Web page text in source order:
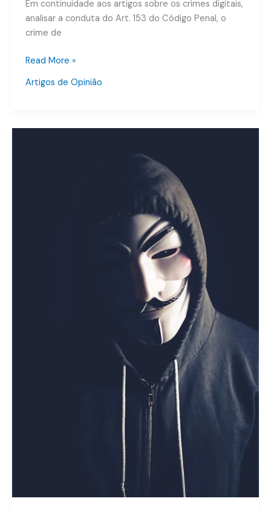
Em continuidade aos artigos sobre os crimes digitais,
analisar a conduta do Art. 153 do Código Penal, o
crime de
Read More »
Artigos de Opinião